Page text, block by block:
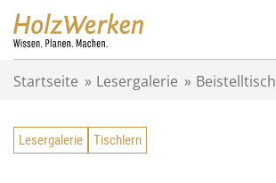
Startseite » Lesergalerie » Beistelltisch
Lesergalerie Tischlern